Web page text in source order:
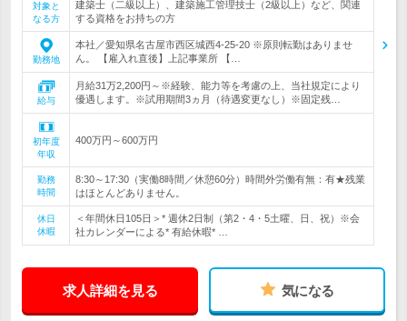
対象と
なる方
建築士（二級以上）、建築施工管理技士（2級以上）など、関連
する資格をお持ちの方
勤務地
本社／愛知県名古屋市西区城西4-25-20 ※原則転勤はありませ
ん。 【雇入れ直後】上記事業所 【…
給与
月給31万2,200円～※経験、能力等を考慮の上、当社規定により
優遇します。※試用期間3ヵ月（待遇変更なし）※固定残…
初年度
年収
400万円～600万円
勤務
時間
8:30～17:30（実働8時間／休憩60分）時間外労働有無：有★残業
はほとんどありません。
休日
休暇
＜年間休日105日＞* 週休2日制（第2・4・5土曜、日、祝）※会
社カレンダーによる* 有給休暇* …
求人詳細を見る 気になる